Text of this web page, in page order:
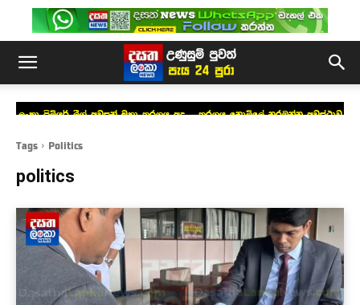
ලංකා ප්‍රිමියර් ලීග් අවසන් මහා තරගය අද – තරගය නොමිලේ නරඹන්න අවස්ථාව
Tags Politics
politics